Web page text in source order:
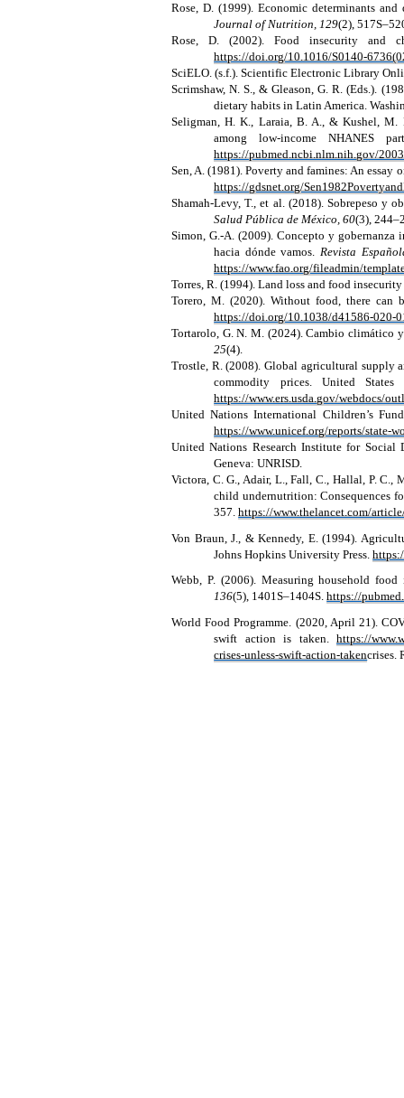
Rose, D. (1999). Economic determinants
Journal of Nutrition, 129(2),
Rose, D. (2002). Food insecurity and
https://doi.org/10.1016/S0140-
SciELO. (s.f.). Scientific Electronic Library
Scrimshaw, N. S., & Gleason, G. R. (Eds.).
dietary habits in Latin America.
Seligman, H. K., Laraia, B. A., & Kushel, M.
among low-income NHANES
https://pubmed.ncbi.nlm.nih.gov/
Sen, A. (1981). Poverty and famines: An
https://gdsnet.org/
Shamah-Levy, T., et al. (2018). Sobrepeso y
Salud Pública de México, 60(3),
Simon, G.-A. (2009). Concepto y
hacia dónde vamos. Revista
https://www.fao.org/fileadmin/
Torres, R. (1994). Land loss and food
Torero, M. (2020). Without food, there
https://doi.org/10.1038/d41586-020-
Tortarolo, G. N. M. (2024). Cambio climático
25(4).
Trostle, R. (2008). Global agricultural supply
commodity prices. United States
https://www.ers.usda.gov/webdocs/
United Nations International Children’s
https://www.unicef.org/reports/state-
United Nations Research Institute for Social
Geneva: UNRISD.
Victora, C. G., Adair, L., Fall, C., Hallal, P. C.,
child undernutrition: Consequences
357.https://www.thelancet.com/
Von Braun, J., & Kennedy, E. (1994).
Johns Hopkins University Press.
Webb, P. (2006). Measuring household
136(5), 1401S–1404S.https://
World Food Programme. (2020, April 21).
swift action is taken. https://
crises-unless-swift-action-takencrises.